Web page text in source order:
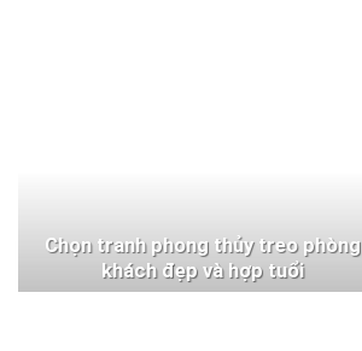
Chọn tranh phong thủy treo phòng
khách đẹp và hợp tuổi